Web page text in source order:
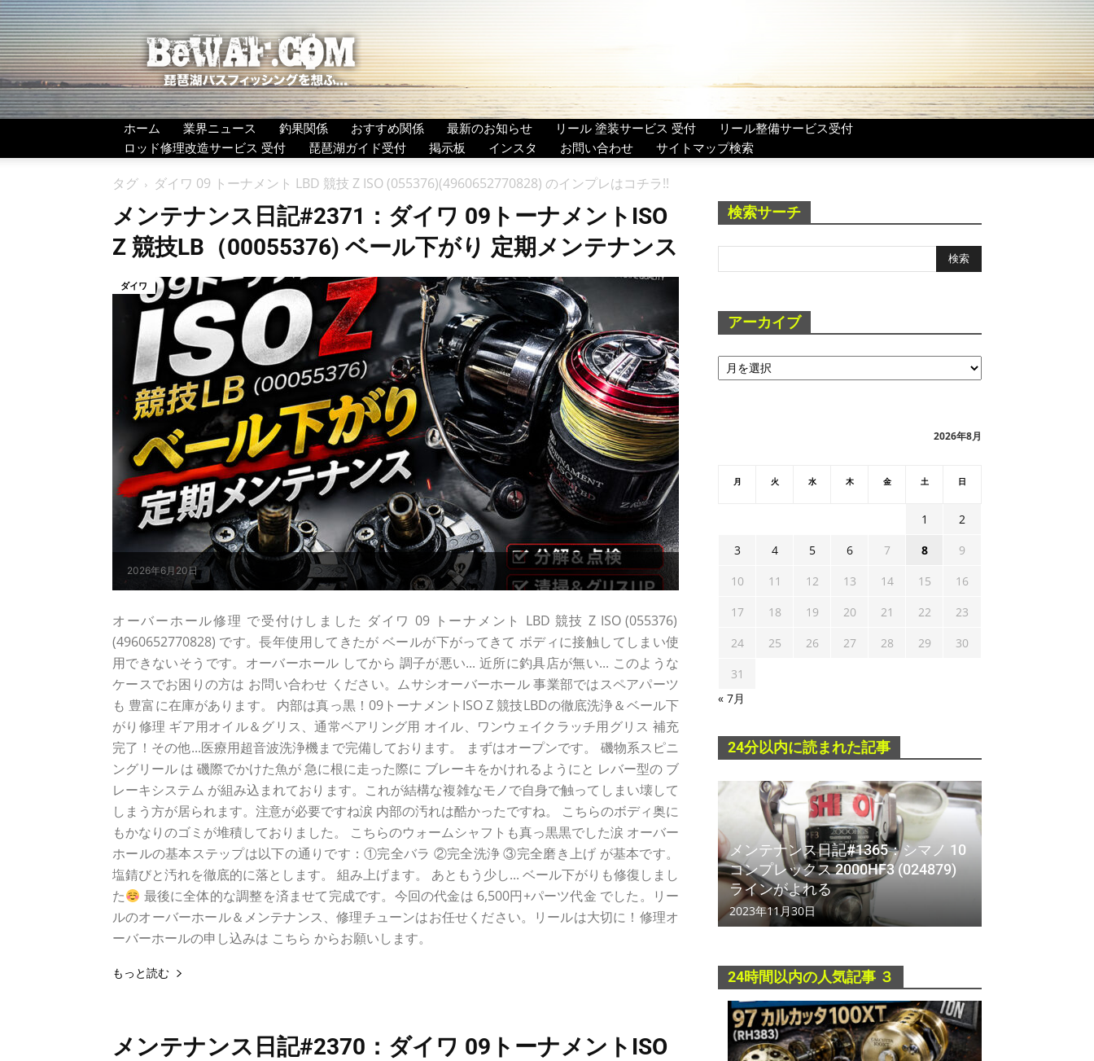
BeWAF
(ビ
ワ
エ
フ）
ホーム 業界ニュース 釣果関係 おすすめ関係 最新のお知らせ リール 塗装サービス 受付
リール整備サービス受付
ロッド修理改造サービス 受付
琵琶湖ガイド受付 掲示板 インスタ お問い合わせ サイトマップ検索
タグ ダイワ 09 トーナメント LBD 競技 Z ISO (055376)(4960652770828) のインプレはコチラ!!
メンテナンス日記#2371：ダイワ 09トーナメントISO
Z 競技LB（00055376) ベール下がり 定期メンテナンス
2026年6月20日
ダイワ
オーバーホール修理 で受付けしました ダイワ 09 トーナメント LBD 競技 Z ISO (055376)
(4960652770828) です。長年使用してきたが ベールが下がってきて ボディに接触してしまい使
用できないそうです。オーバーホール してから 調子が悪い... 近所に釣具店が無い... このような
ケースでお困りの方は お問い合わせ ください。ムサシオーバーホール 事業部ではスペアパーツ
も 豊富に在庫があります。 内部は真っ黒！09トーナメントISO Z 競技LBDの徹底洗浄＆ベール下
がり修理 ギア用オイル＆グリス、通常ベアリング用 オイル、ワンウェイクラッチ用グリス 補充
完了！その他...医療用超音波洗浄機まで完備しております。 まずはオープンです。 磯物系スピニ
ングリール は 磯際でかけた魚が 急に根に走った際に ブレーキをかけれるようにと レバー型の ブ
レーキシステム が組み込まれております。これが結構な複雑なモノで自身で触ってしまい壊して
しまう方が居られます。注意が必要ですね涙 内部の汚れは酷かったですね。 こちらのボディ奥に
もかなりのゴミが堆積しておりました。 こちらのウォームシャフトも真っ黒黒でした涙 オーバー
ホールの基本ステップは以下の通りです：①完全バラ ②完全洗浄 ③完全磨き上げ が基本です。
塩錆びと汚れを徹底的に落とします。 組み上げます。 あともう少し... ベール下がりも修復しまし
た
最後に全体的な調整を済ませて完成です。今回の代金は 6,500円+パーツ代金 でした。リー
ルのオーバーホール＆メンテナンス、修理チューンはお任せください。リールは大切に！修理オ
ーバーホールの申し込みは こちら からお願いします。
もっと読む
メンテナンス日記#2370：ダイワ 09トーナメントISO
検索サーチ
アーカイブ
ア
ー
2026年8月
月 火 水 木 金 土 日
1
2
3
4 5 6 7 8
9
10
11 12 13 14 15
16
17
18 19 20 21 22
23
24
25 26 27 28 29
30
31
« 7月
24分以内に読まれた記事
メンテナンス日記#1365：シマノ 10
コンプレックス 2000HF3 (024879)
ラインがよれる
2023年11月30日
24時間以内の人気記事 ３